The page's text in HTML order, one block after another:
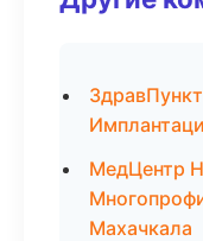
МедЦентр
Махачкала